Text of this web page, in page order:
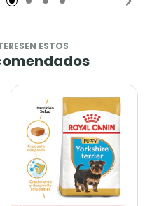
ESTOS